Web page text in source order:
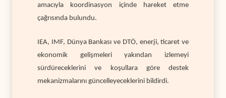
amacıyla koordinasyon içinde hareket etme
çağrısında bulundu.
IEA, IMF, Dünya Bankası ve DTÖ, enerji, ticaret ve
ekonomik gelişmeleri yakından izlemeyi
sürdüreceklerini ve koşullara göre destek
mekanizmalarını güncelleyeceklerini bildirdi.